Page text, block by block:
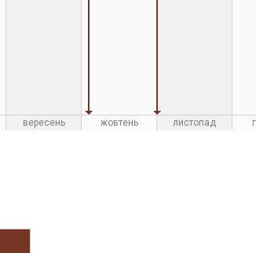
вересень жовтень листопад